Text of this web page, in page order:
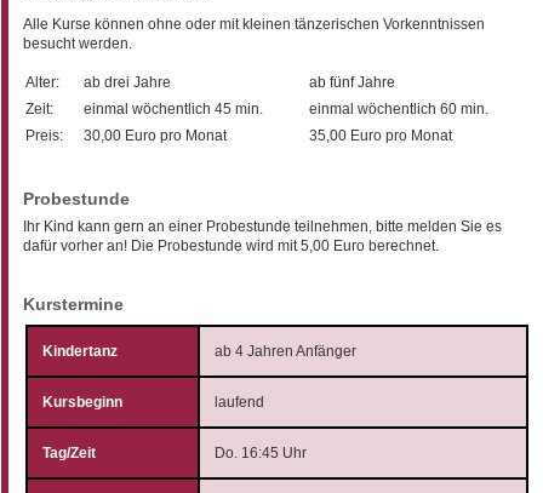
Alle Kurse können ohne oder mit kleinen tänzerischen Vorkenntnissen
besucht werden.
Alter: ab drei Jahre
ab fünf Jahre
Zeit:
einmal wöchentlich 45 min.
einmal wöchentlich 60 min.
Preis:
30,00 Euro pro Monat 35,00 Euro pro Monat
Probestunde
Ihr Kind kann gern an einer Probestunde teilnehmen, bitte melden Sie es
dafür vorher an! Die Probestunde wird mit 5,00 Euro berechnet.
Kurstermine
ab 4 Jahren Anfänger
laufend
Do. 16:45 Uhr